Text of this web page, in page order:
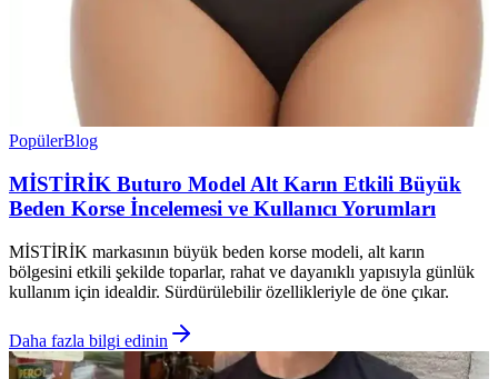
PopülerBlog
MİSTİRİK Buturo Model Alt Karın Etkili Büyük
Beden Korse İncelemesi ve Kullanıcı Yorumları
MİSTİRİK markasının büyük beden korse modeli, alt karın
bölgesini etkili şekilde toparlar, rahat ve dayanıklı yapısıyla günlük
kullanım için idealdir. Sürdürülebilir özellikleriyle de öne çıkar.
Daha fazla bilgi edinin